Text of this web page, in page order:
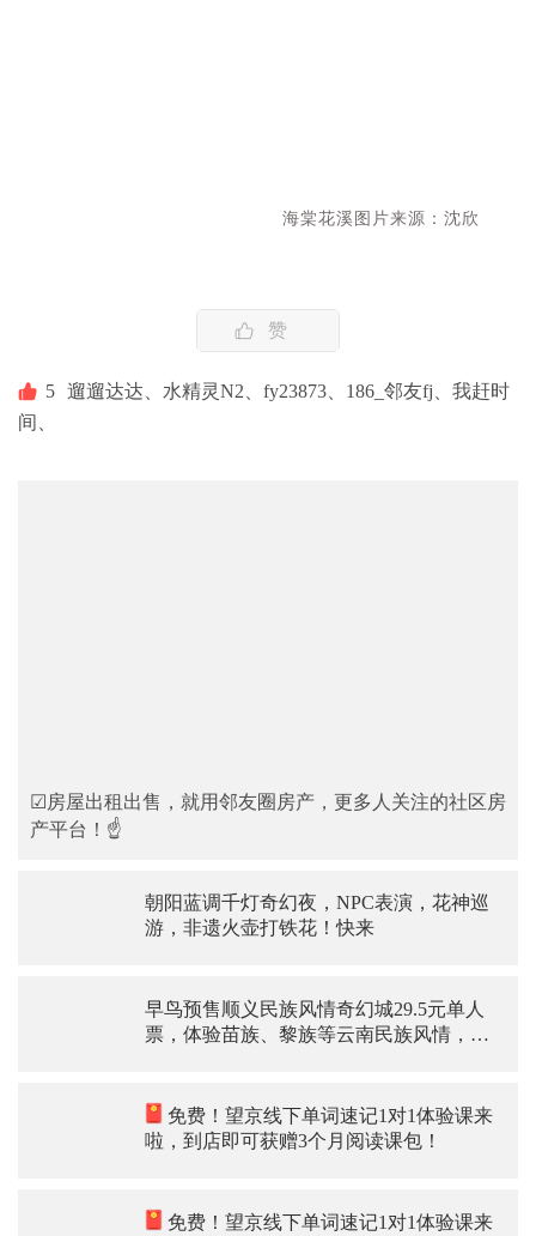
海棠花溪图片来源：沈欣
赞
5 遛遛达达、 水精灵N2、 fy23873、 186_邻友fj、 我赶时
间、
☑房屋出租出售，就用邻友圈房产，更多人关注的社区房
产平台！☝
朝阳蓝调千灯奇幻夜，NPC表演，花神巡
游，非遗火壶打铁花！快来
早鸟预售顺义民族风情奇幻城29.5元单人
票，体验苗族、黎族等云南民族风情，太
免费！望京线下单词速记1对1体验课来
啦，到店即可获赠3个月阅读课包！
免费！望京线下单词速记1对1体验课来